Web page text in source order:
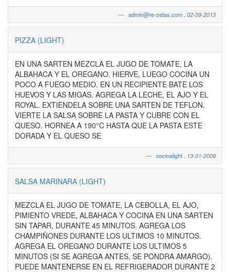
admin@re-zetas.com 02-09-2013
PIZZA (LIGHT)
EN UNA SARTEN MEZCLA EL JUGO DE TOMATE, LA
ALBAHACA Y EL OREGANO. HIERVE, LUEGO COCINA UN
POCO A FUEGO MEDIO. EN UN RECIPIENTE BATE LOS
HUEVOS Y LAS MIGAS. AGREGA LA LECHE, EL AJO Y EL
ROYAL. EXTIENDELA SOBRE UNA SARTEN DE TEFLON.
VIERTE LA SALSA SOBRE LA PASTA Y CUBRE CON EL
QUESO. HORNEA A 190°C HASTA QUE LA PASTA ESTE
DORADA Y EL QUESO SE
cocinalight 13-01-2009
SALSA MARINARA (LIGHT)
MEZCLA EL JUGO DE TOMATE, LA CEBOLLA, EL AJO,
PIMIENTO VREDE, ALBAHACA Y COCINA EN UNA SARTEN
SIN TAPAR, DURANTE 45 MINUTOS. AGREGA LOS
CHAMPIÑONES DURANTE LOS ULTIMOS 10 MINUTOS.
AGREGA EL OREGANO DURANTE LOS ULTIMOS 5
MINUTOS (SI SE AGREGA ANTES, SE PONDRA AMARGO).
PUEDE MANTENERSE EN EL REFRIGERADOR DURANTE 2